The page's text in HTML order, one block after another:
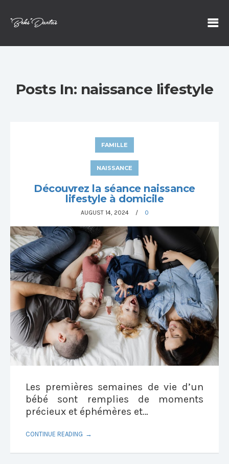
Posts In: naissance lifestyle
FAMILLE
NAISSANCE
Découvrez la séance naissance
lifestyle à domicile
AUGUST 14, 2024 0
Les premières semaines de vie d’un
bébé sont remplies de moments
précieux et éphémères et…
CONTINUE READING